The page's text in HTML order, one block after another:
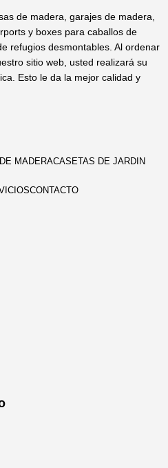
de madera, garajes de madera,
y boxes para caballos de
refugios desmontables. Al ordenar
sitio web, usted realizará su
Esto le da la mejor calidad y
MADERACASETAS DE JARDIN
CONTACTO